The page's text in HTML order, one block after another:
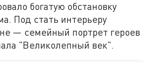
богатую обстановку
Под стать интерьеру
— семейный портрет героев
"Великолепный век".